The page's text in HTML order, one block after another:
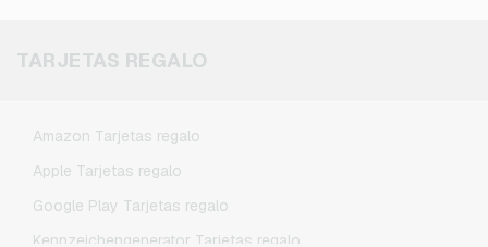
TARJETAS REGALO
Amazon Tarjetas regalo
Apple Tarjetas regalo
Google Play Tarjetas regalo
Kennzeichengenerator Tarjetas regalo